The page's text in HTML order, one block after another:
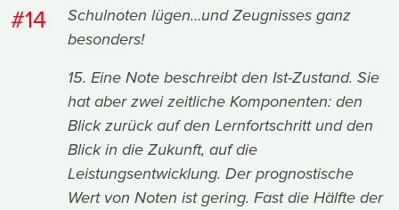
#14
Schulnoten lügen…und Zeugnisses ganz
besonders!
15. Eine Note beschreibt den Ist-Zustand. Sie
hat aber zwei zeitliche Komponenten: den
Blick zurück auf den Lernfortschritt und den
Blick in die Zukunft, auf die
Leistungsentwicklung. Der prognostische
Wert von Noten ist gering. Fast die Hälfte der